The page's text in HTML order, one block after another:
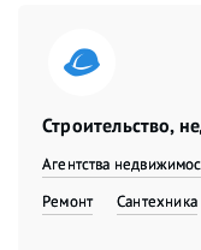
Строительство,
Агентства
Ремонт
Сантехника